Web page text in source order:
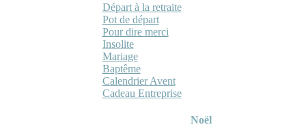
Départ à la retraite
Pot de départ
Pour dire merci
Insolite
Mariage
Baptême
Calendrier Avent
Cadeau Entreprise
Noël